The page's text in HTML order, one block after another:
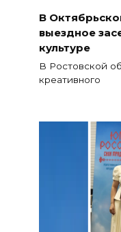
В
выездное
культуре
В Ростовской
креативного